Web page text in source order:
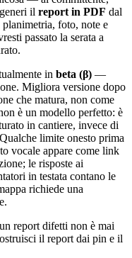
il report in PDF dal
foto, note e
passato la serata a
in beta (β) —
Migliora versione dopo
che matura, non come
è un modello perfetto: è
in cantiere, invece di
limite onesto prima
vocale appare come link
le risposte ai
in testata contano le
richiede una
report difetti non è mai
il report dai pin e il